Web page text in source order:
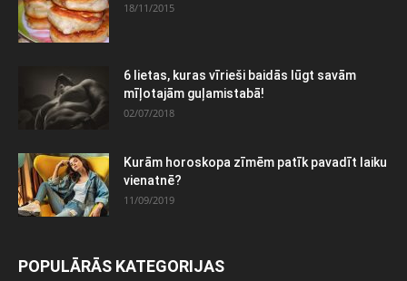
18/11/2015
6 lietas, kuras vīrieši baidās lūgt savām
mīļotajām guļamistabā!
02/07/2018
Kurām horoskopa zīmēm patīk pavadīt laiku
vienatnē?
11/09/2019
POPULĀRĀS KATEGORIJAS